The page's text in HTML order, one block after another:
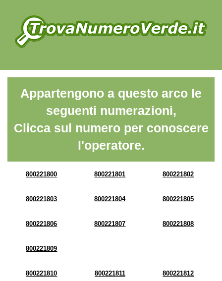
Appartengono a questo arco le
seguenti numerazioni,
Clicca sul numero per conoscere
l'operatore.
800221800 800221801 800221802
800221803 800221804 800221805
800221806 800221807 800221808
800221809
800221810 800221811 800221812